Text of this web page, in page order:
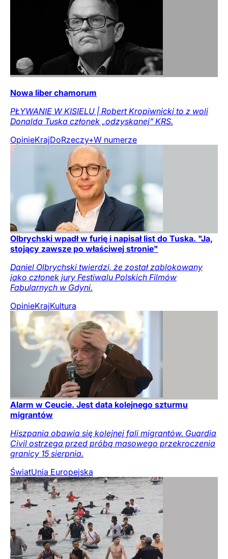
Nowa liber chamorum
PŁYWANIE W KISIELU | Robert Kropiwnicki to z woli
Donalda Tuska członek „odzyskanej” KRS.
OpinieKrajDoRzeczy+W numerze
Olbrychski wpadł w furię i napisał list do Tuska. "Ja,
stojący zawsze po właściwej stronie"
Daniel Olbrychski twierdzi, że został zablokowany
jako członek jury Festiwalu Polskich Filmów
Fabularnych w Gdyni.
OpinieKrajKultura
Alarm w Ceucie. Jest data kolejnego szturmu
migrantów
Hiszpania obawia się kolejnej fali migrantów. Guardia
Civil ostrzega przed próbą masowego przekroczenia
granicy 15 sierpnia.
ŚwiatUnia Europejska